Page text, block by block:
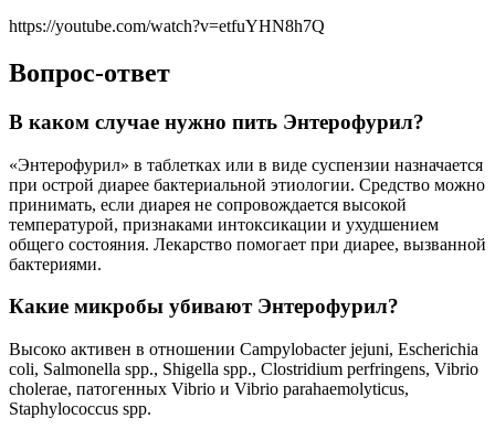
https://youtube.com/watch?v=etfuYHN8h7Q
Вопрос-ответ
В каком случае нужно пить Энтерофурил?
«Энтерофурил» в таблетках или в виде суспензии назначается
при острой диарее бактериальной этиологии. Средство можно
принимать, если диарея не сопровождается высокой
температурой, признаками интоксикации и ухудшением
общего состояния. Лекарство помогает при диарее, вызванной
бактериями.
Какие микробы убивают Энтерофурил?
Высоко активен в отношении Campylobacter jejuni, Escherichia
coli, Salmonella spp., Shigella spp., Clostridium perfringens, Vibrio
cholerae, патогенных Vibrio и Vibrio parahaemolyticus,
Staphylococcus spp.